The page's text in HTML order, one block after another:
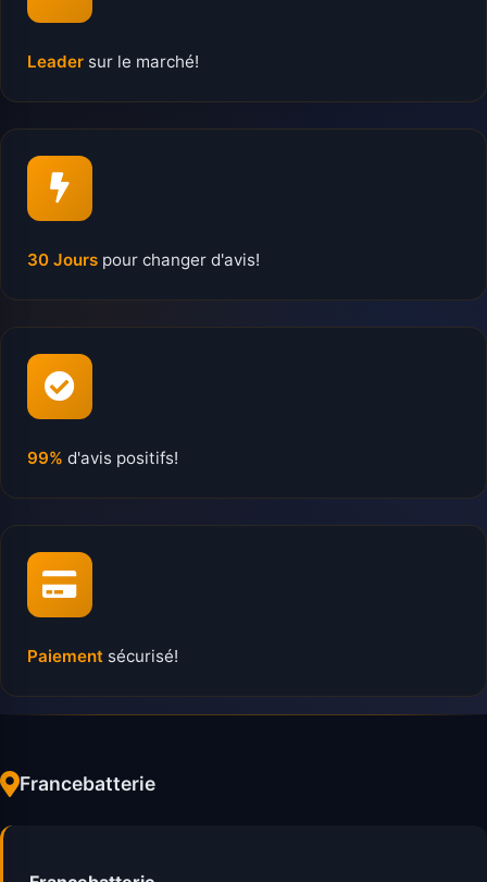
Leader sur le marché!
30 Jours pour changer d'avis!
99% d'avis positifs!
Paiement sécurisé!
Francebatterie